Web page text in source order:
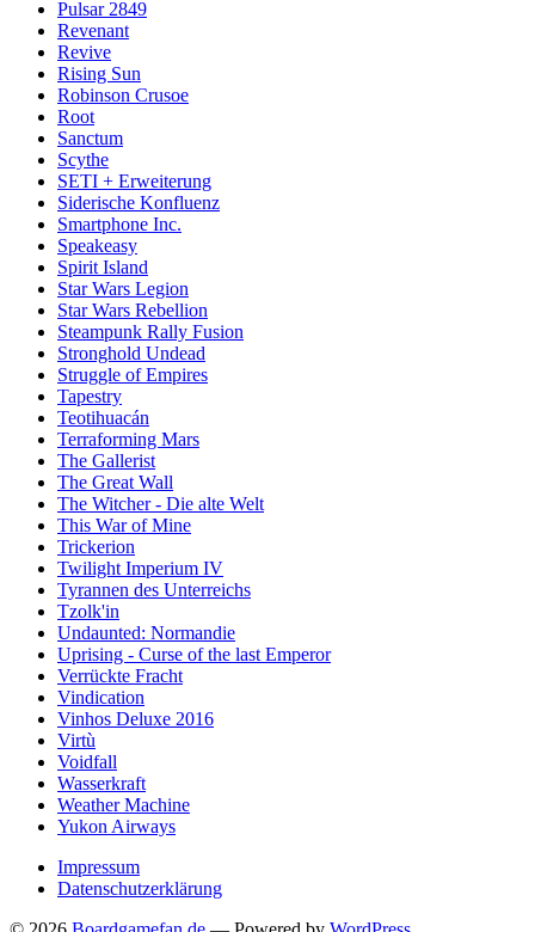
Pulsar 2849
Revenant
Revive
Rising Sun
Robinson Crusoe
Root
Sanctum
Scythe
SETI + Erweiterung
Siderische Konfluenz
Smartphone Inc.
Speakeasy
Spirit Island
Star Wars Legion
Star Wars Rebellion
Steampunk Rally Fusion
Stronghold Undead
Struggle of Empires
Tapestry
Teotihuacán
Terraforming Mars
The Gallerist
The Great Wall
The Witcher - Die alte Welt
This War of Mine
Trickerion
Twilight Imperium IV
Tyrannen des Unterreichs
Tzolk'in
Undaunted: Normandie
Uprising - Curse of the last Emperor
Verrückte Fracht
Vindication
Vinhos Deluxe 2016
Virtù
Voidfall
Wasserkraft
Weather Machine
Yukon Airways
Impressum
Datenschutzerklärung